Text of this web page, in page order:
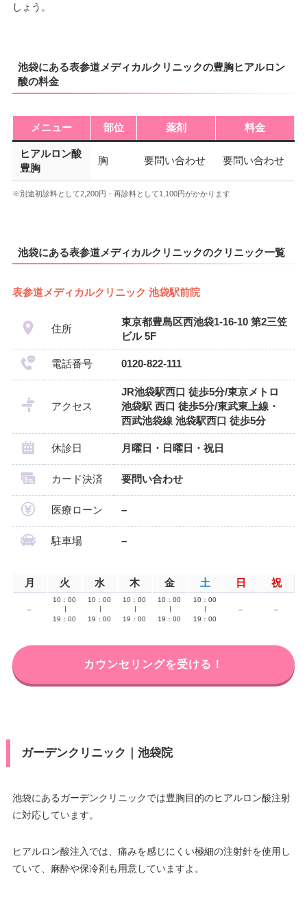
しょう。
池袋にある表参道メディカルクリニックの豊胸ヒアルロン
酸の料金
メニュー 部位 薬剤 料金
ヒアルロン酸
豊胸
胸 要問い合わせ 要問い合わせ
※別途初診料として2,200円・再診料として1,100円がかかります
池袋にある表参道メディカルクリニックのクリニック一覧
表参道メディカルクリニック 池袋駅前院
住所
東京都豊島区西池袋1-16-10 第2三笠
ビル 5F
電話番号 0120-822-111
アクセス
JR池袋駅西口 徒歩5分/東京メトロ
池袋駅 西口 徒歩5分/東武東上線・
西武池袋線 池袋駅西口 徒歩5分
休診日 月曜日・日曜日・祝日
カード決済 要問い合わせ
医療ローン –
駐車場 –
月 火 水 木 金 土 日 祝
–
10：00
19：00
10：00
19：00
10：00
19：00
10：00
19：00
10：00
19：00
– –
カウンセリングを受ける！
ガーデンクリニック｜池袋院
池袋にあるガーデンクリニックでは豊胸目的のヒアルロン酸注射
に対応しています。
ヒアルロン酸注入では、痛みを感じにくい極細の注射針を使用し
ていて、麻酔や保冷剤も用意していますよ。